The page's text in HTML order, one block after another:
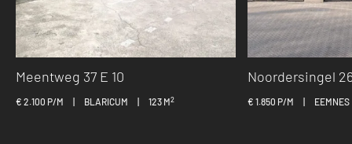
Meentweg 37 E 10
€ 2.100 P/M BLARICUM 123 M2
Noordersingel
€ 1.850 P/M EEMNES